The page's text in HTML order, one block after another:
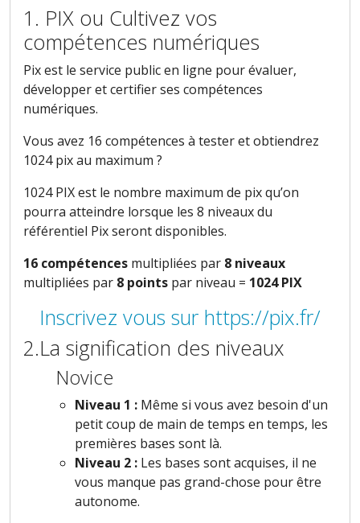
1. PIX ou Cultivez vos
compétences numériques
Pix est le service public en ligne pour évaluer,
développer et certifier ses compétences
numériques.
Vous avez 16 compétences à tester et obtiendrez
1024 pix au maximum ?
1024 PIX est le nombre maximum de pix qu’on
pourra atteindre lorsque les 8 niveaux du
référentiel Pix seront disponibles.
16 compétences multipliées par 8 niveaux
multipliées par 8 points par niveau = 1024 PIX
Inscrivez vous sur https://pix.fr/
2.La signification des niveaux
Novice
Niveau 1 : Même si vous avez besoin d'un
petit coup de main de temps en temps, les
premières bases sont là.
Niveau 2 : Les bases sont acquises, il ne
vous manque pas grand-chose pour être
autonome.